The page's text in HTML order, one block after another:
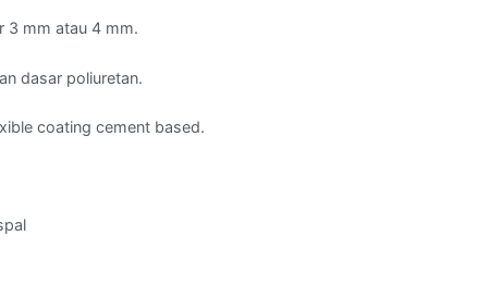
3 mm atau 4 mm.
dasar poliuretan.
coating cement based.